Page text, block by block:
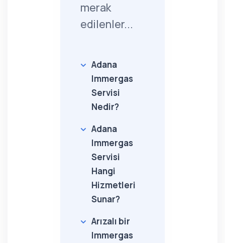
merak
edilenler...
Adana
Immergas
Servisi
Nedir?
Adana
Immergas
Servisi
Hangi
Hizmetleri
Sunar?
Arızalı bir
Immergas